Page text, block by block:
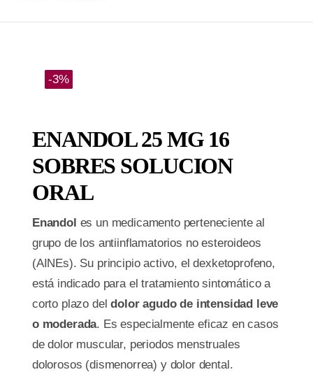
-3%
ENANDOL 25 MG 16
SOBRES SOLUCION
ORAL
Enandol es un medicamento perteneciente al
grupo de los antiinflamatorios no esteroideos
(AINEs). Su principio activo, el dexketoprofeno,
está indicado para el tratamiento sintomático a
corto plazo deldolor agudo de intensidad leve
o moderada. Es especialmente eficaz en casos
de dolor muscular, periodos menstruales
dolorosos (dismenorrea) y dolor dental.